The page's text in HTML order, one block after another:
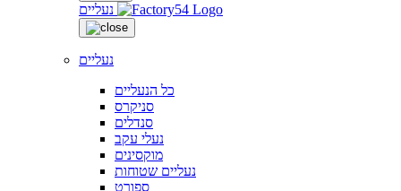
נעליים
נעליים
כל הנעליים
סניקרס
סנדלים
נעלי עקב
מוקסינים
נעליים שטוחות
ספורט